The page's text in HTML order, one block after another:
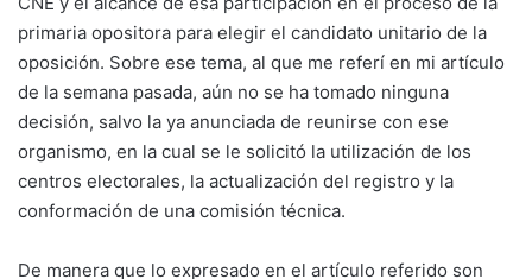
primaria opositora para elegir el candidato unitario de la
oposición. Sobre ese tema, al que me referí en mi artículo
de la semana pasada, aún no se ha tomado ninguna
decisión, salvo la ya anunciada de reunirse con ese
organismo, en la cual se le solicitó la utilización de los
centros electorales, la actualización del registro y la
conformación de una comisión técnica.
De manera que lo expresado en el artículo referido son